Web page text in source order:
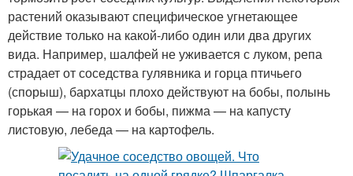
растений оказывают специфическое угнетающее
действие только на какой-либо один или два других
вида. Например, шалфей не уживается с луком, репа
страдает от соседства гулявника и горца птичьего
(спорыш), бархатцы плохо действуют на бобы, полынь
горькая — на горох и бобы, пижма — на капусту
листовую, лебеда — на картофель.